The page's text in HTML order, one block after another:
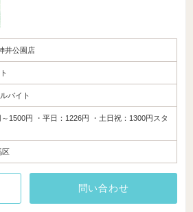
井公園店
バイト
1500円 ・平日：1226円 ・土日祝：1300円スタ
区
問い合わせ